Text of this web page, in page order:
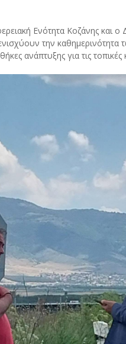
Ενότητα Κοζάνης και
την καθημερινότητα
ανάπτυξης για τις τοπικές